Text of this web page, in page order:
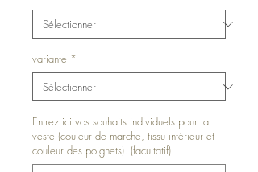
variante *
Entrez ici vos souhaits individuels pour la
veste (couleur de marche, tissu intérieur et
couleur des poignets). (facultatif)